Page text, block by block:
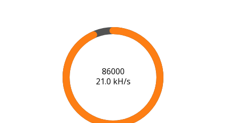
88000
20.4 kH/s